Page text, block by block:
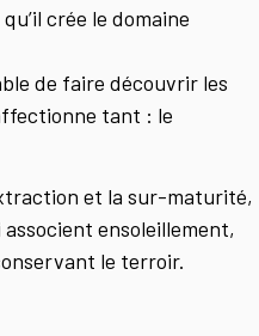
crée le domaine
de faire découvrir les
tant : le
et la sur-maturité,
ensoleillement,
le terroir.